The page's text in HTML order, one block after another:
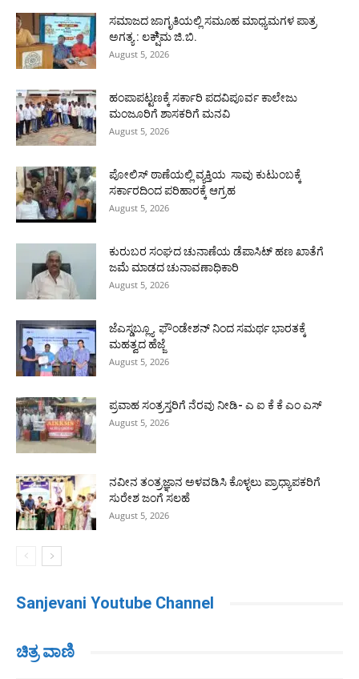
ಸಮಾಜದ ಜಾಗೃತಿಯಲ್ಲಿ ಸಮೂಹ ಮಾಧ್ಯಮಗಳ ಪಾತ್ರ
ಅಗತ್ಯ : ಲಕ್ಷಿ್ಮ ಜಿ.ಬಿ.
August 5, 2026
ಹಂಪಾಪಟ್ಟಣಕ್ಕೆ ಸರ್ಕಾರಿ ಪದವಿಪೂರ್ವ ಕಾಲೇಜು
ಮಂಜೂರಿಗೆ ಶಾಸಕರಿಗೆ ಮನವಿ
August 5, 2026
ಪೋಲಿಸ್ ಠಾಣೆಯಲ್ಲಿ ವ್ಯಕ್ತಿಯ ಸಾವು ಕುಟುಂಬಕ್ಕೆ
ಸರ್ಕಾರದಿಂದ ಪರಿಹಾರಕ್ಕೆ ಆಗ್ರಹ
August 5, 2026
ಕುರುಬರ ಸಂಘದ ಚುನಾಣೆಯ ಡೆಪಾಸಿಟ್ ಹಣ ಖಾತೆಗೆ
ಜಮೆ ಮಾಡದ ಚುನಾವಣಾಧಿಕಾರಿ
August 5, 2026
ಜೆಎಸ್ಡಬ್ಲ್ಯೂ ಫೌಂಡೇಶನ್ ನಿಂದ ಸಮರ್ಥ ಭಾರತಕ್ಕೆ
ಮಹತ್ವದ ಹೆಜ್ಜೆ
August 5, 2026
ಪ್ರವಾಹ ಸಂತ್ರಸ್ತರಿಗೆ ನೆರವು ನೀಡಿ- ಎ ಐ ಕೆ ಕೆ ಎಂ ಎಸ್
August 5, 2026
ನವೀನ ತಂತ್ರಜ್ಞಾನ ಅಳವಡಿಸಿ ಕೊಳ್ಳಲು ಪ್ರಾಧ್ಯಾಪಕರಿಗೆ
ಸುರೇಶ ಜಂಗೆ ಸಲಹೆ
August 5, 2026
Sanjevani Youtube Channel
ಚಿತ್ರ ವಾಣಿ